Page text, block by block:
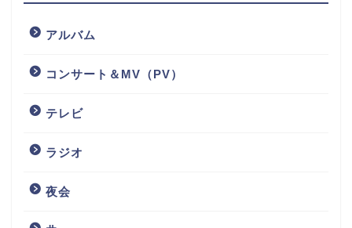
アルバム
コンサート＆MV（PV）
テレビ
ラジオ
夜会